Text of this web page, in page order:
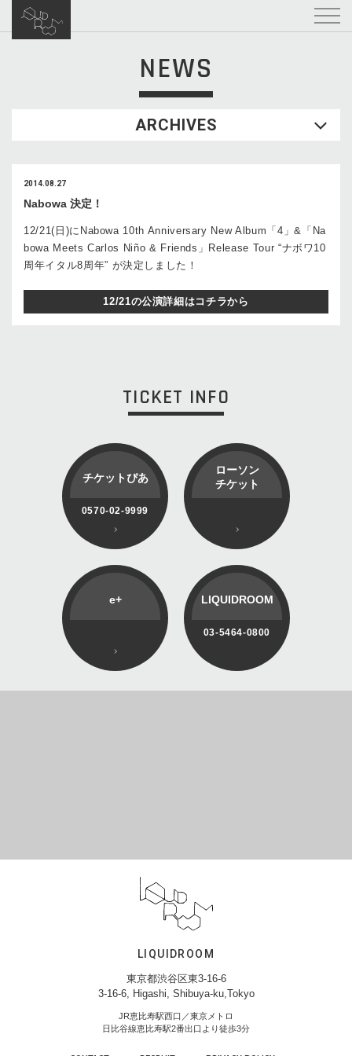
NEWS
ARCHIVES
2014.08.27
Nabowa 決定！
12/21(日)にNabowa 10th Anniversary New Album「4」&「Na
bowa Meets Carlos Niño & Friends」Release Tour “ナボワ10
周年イタル8周年” が決定しました！
12/21の公演詳細はコチラから
TICKET INFO
チケットぴあ
0570-02-9999
ローソン
チケット
e+ LIQUIDROOM
03-5464-0800
LIQUIDROOM
東京都渋谷区東3-16-6
3-16-6, Higashi, Shibuya-ku,Tokyo
JR恵比寿駅西口／東京メトロ
日比谷線恵比寿駅2番出口より徒歩3分